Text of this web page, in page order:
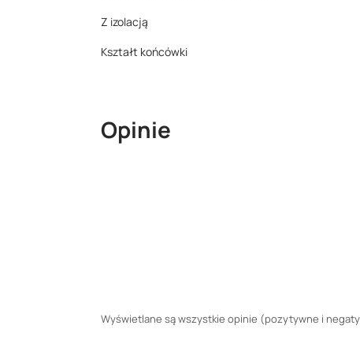
Z izolacją
Kształt końcówki
Opinie
Wyświetlane są wszystkie opinie (pozytywne i